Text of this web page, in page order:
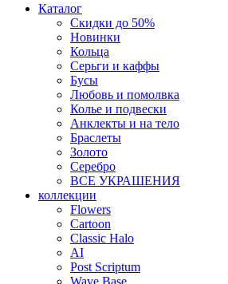
Каталог
Скидки до 50%
Новинки
Кольца
Серьги и каффы
Бусы
Любовь и помолвка
Колье и подвески
Анклекты и на тело
Браслеты
Золото
Серебро
ВСЕ УКРАШЕНИЯ
коллекции
Flowers
Cartoon
Classic Halo
AI
Post Scriptum
Wave Base